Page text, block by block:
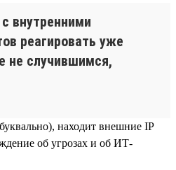
внутренними
реагировать уже
не случившимся,
находит внешние IP
об угрозах и об ИТ-